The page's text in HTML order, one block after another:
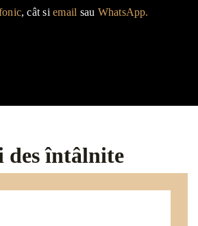
, cât siemail sau WhatsApp.
întâlnite